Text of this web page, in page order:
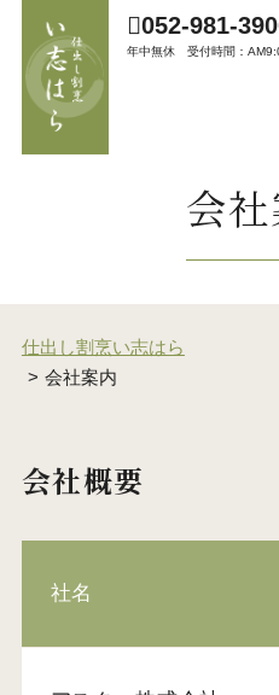
052-981-
年中無休 受付時間：
会
仕出し割烹い志はら
会社案内
会社概要
社名